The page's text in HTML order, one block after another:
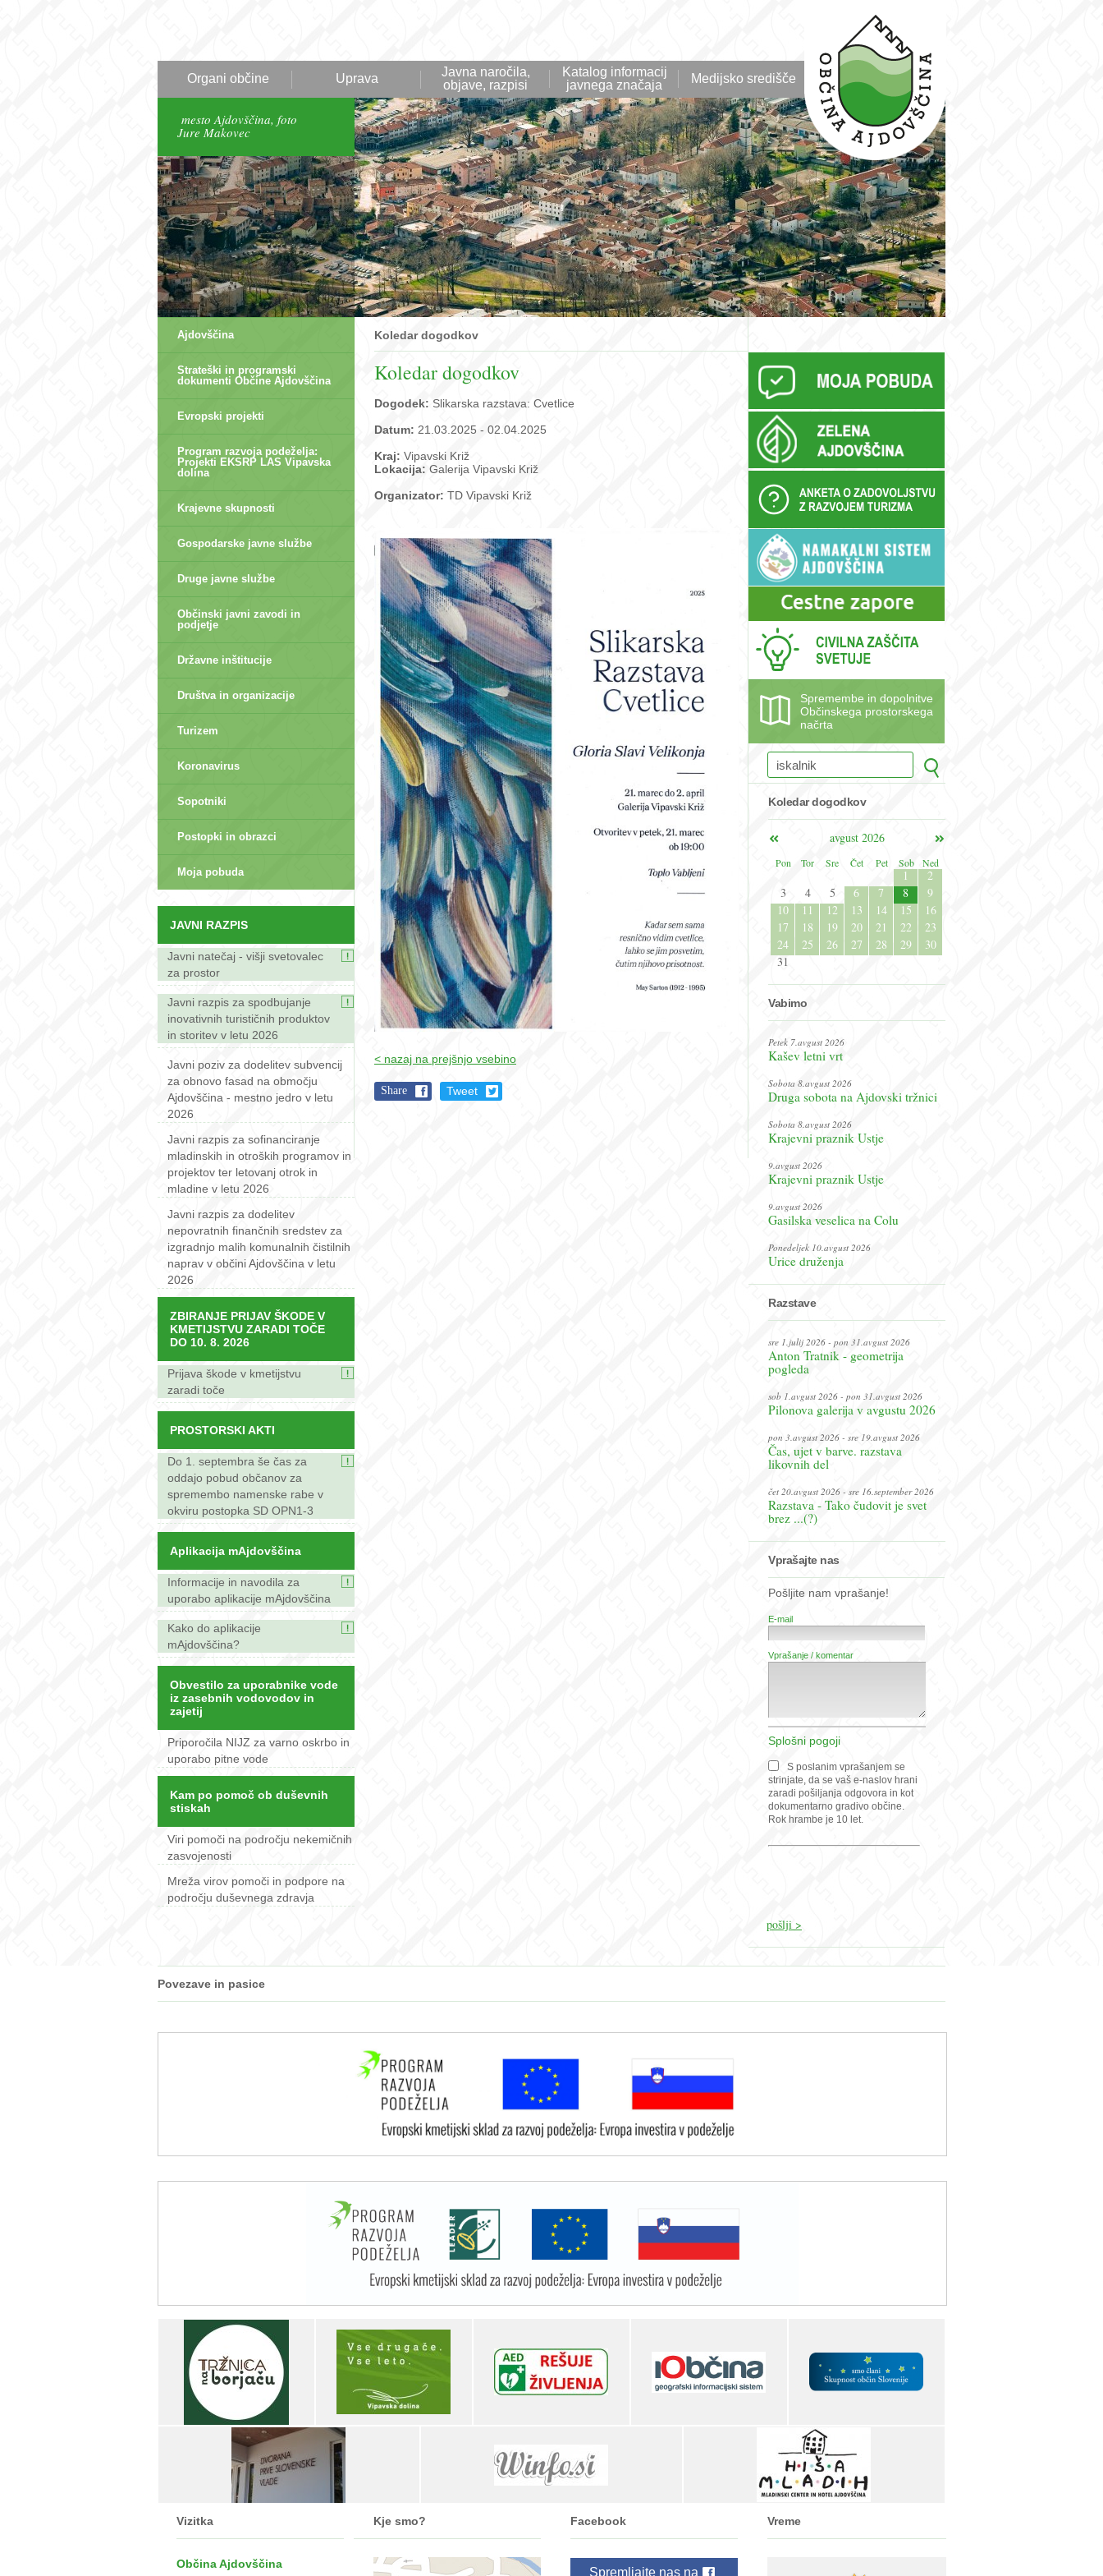
Organi občine Uprava
Javna naročila,
objave, razpisi
Katalog informacij
javnega značaja
Medijsko središče
mesto Ajdovščina, foto
Jure Makovec
Ajdovščina
Strateški in programski
dokumenti Občine Ajdovščina
Evropski projekti
Program razvoja podeželja:
Projekti EKSRP LAS Vipavska
dolina
Krajevne skupnosti
Gospodarske javne službe
Druge javne službe
Občinski javni zavodi in
podjetje
Državne inštitucije
Društva in organizacije
Turizem
Koronavirus
Sopotniki
Postopki in obrazci
Moja pobuda
JAVNI RAZPIS
Javni natečaj - višji svetovalec
za prostor
Javni razpis za spodbujanje
inovativnih turističnih produktov
in storitev v letu 2026
Javni poziv za dodelitev subvencij
za obnovo fasad na območju
Ajdovščina - mestno jedro v letu
2026
Javni razpis za sofinanciranje
mladinskih in otroških programov in
projektov ter letovanj otrok in
mladine v letu 2026
Javni razpis za dodelitev
nepovratnih finančnih sredstev za
izgradnjo malih komunalnih čistilnih
naprav v občini Ajdovščina v letu
2026
ZBIRANJE PRIJAV ŠKODE V
KMETIJSTVU ZARADI TOČE
DO 10. 8. 2026
Prijava škode v kmetijstvu
zaradi toče
PROSTORSKI AKTI
Do 1. septembra še čas za
oddajo pobud občanov za
spremembo namenske rabe v
okviru postopka SD OPN1-3
Aplikacija mAjdovščina
Informacije in navodila za
uporabo aplikacije mAjdovščina
Kako do aplikacije
mAjdovščina?
Obvestilo za uporabnike vode
iz zasebnih vodovodov in
zajetij
Priporočila NIJZ za varno oskrbo in
uporabo pitne vode
Kam po pomoč ob duševnih
stiskah
Viri pomoči na področju nekemičnih
zasvojenosti
Mreža virov pomoči in podpore na
področju duševnega zdravja
Koledar dogodkov
Koledar dogodkov
Dogodek: Slikarska razstava: Cvetlice
Datum: 21.03.2025 - 02.04.2025
Kraj: Vipavski Križ
Lokacija: Galerija Vipavski Križ
Organizator: TD Vipavski Križ
< nazaj na prejšnjo vsebino
Share Tweet
Spremembe in dopolnitve
Občinskega prostorskega
načrta
Koledar dogodkov
avgust 2026
Pon
Tor Sre Čet Pet Sob Ned
1
2
3
4 5 6 7 8
9
10
11 12 13 14 15
16
17
18 19 20 21 22
23
24
25 26 27 28 29
30
31
Vabimo
Petek 7.avgust 2026
Kašev letni vrt
Sobota 8.avgust 2026
Druga sobota na Ajdovski tržnici
Sobota 8.avgust 2026
Krajevni praznik Ustje
9.avgust 2026
Krajevni praznik Ustje
9.avgust 2026
Gasilska veselica na Colu
Ponedeljek 10.avgust 2026
Urice druženja
Razstave
sre 1.julij 2026 - pon 31.avgust 2026
Anton Tratnik - geometrija
pogleda
sob 1.avgust 2026 - pon 31.avgust 2026
Pilonova galerija v avgustu 2026
pon 3.avgust 2026 - sre 19.avgust 2026
Čas, ujet v barve. razstava
likovnih del
čet 20.avgust 2026 - sre 16.september 2026
Razstava - Tako čudovit je svet
brez ...(?)
Vprašajte nas
Pošljite nam vprašanje!
E-mail
Vprašanje / komentar
Splošni pogoji
S poslanim vprašanjem se
strinjate, da se vaš e-naslov hrani
zaradi pošiljanja odgovora in kot
dokumentarno gradivo občine.
Rok hrambe je 10 let.
Povezave in pasice
Vizitka
Občina Ajdovščina
Kje smo? Facebook
Spremljajte nas na
Vreme